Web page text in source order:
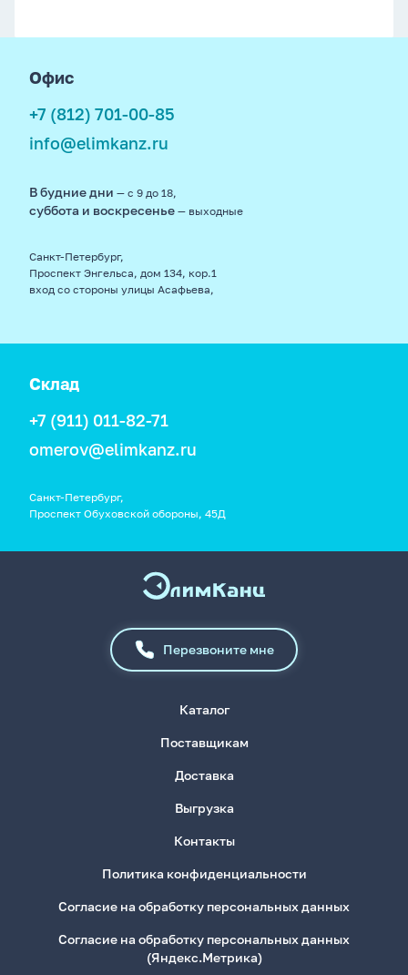
Офис
+7 (812) 701-00-85
info@elimkanz.ru
В будние дни — с 9 до 18,
суббота и воскресенье — выходные
Санкт-Петербург,
Проспект Энгельса, дом 134, кор.1
вход со стороны улицы Асафьева,
Склад
+7 (911) 011-82-71
omerov@elimkanz.ru
Санкт-Петербург,
Проспект Обуховской обороны, 45Д
Перезвоните мне
Каталог
Поставщикам
Доставка
Выгрузка
Контакты
Политика конфиденциальности
Согласие на обработку персональных данных
Согласие на обработку персональных данных
(Яндекс.Метрика)